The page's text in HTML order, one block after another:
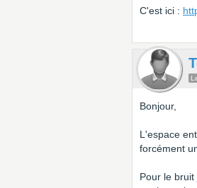
C'est ici :
Bonjour,
L'espace
forcément
Pour le